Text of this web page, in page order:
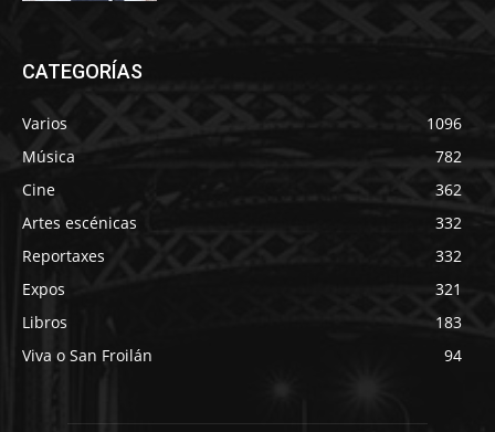
CATEGORÍAS
Varios
1096
Música
782
Cine
362
Artes escénicas
332
Reportaxes
332
Expos
321
Libros
183
Viva o San Froilán
94